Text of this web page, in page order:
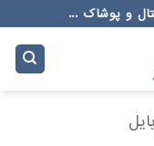
و پوشاک ...